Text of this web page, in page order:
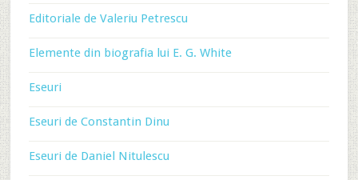
Editoriale de Valeriu Petrescu
Elemente din biografia lui E. G. White
Eseuri
Eseuri de Constantin Dinu
Eseuri de Daniel Nitulescu